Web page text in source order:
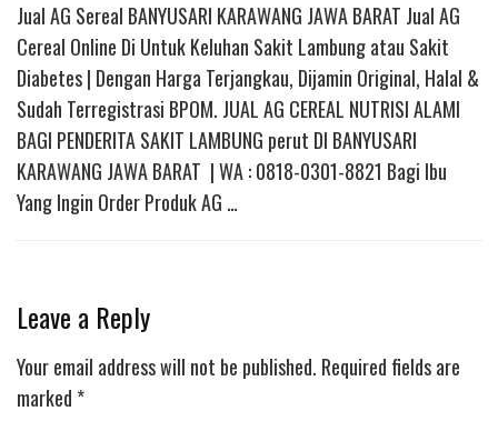
Jual AG Sereal BANYUSARI KARAWANG JAWA BARAT Jual AG
Cereal Online Di Untuk Keluhan Sakit Lambung atau Sakit
Diabetes | Dengan Harga Terjangkau, Dijamin Original, Halal &
Sudah Terregistrasi BPOM. JUAL AG CEREAL NUTRISI ALAMI
BAGI PENDERITA SAKIT LAMBUNG perut DI BANYUSARI
KARAWANG JAWA BARAT | WA : 0818-0301-8821 Bagi Ibu
Yang Ingin Order Produk AG …
Leave a Reply
Your email address will not be published. Required fields are
marked *